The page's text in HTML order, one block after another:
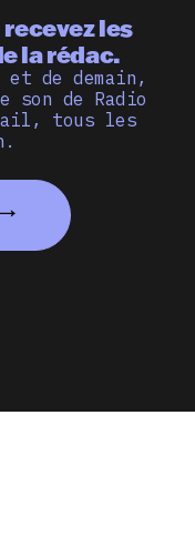
les
la rédac.
et de demain,
son de Radio
tous les